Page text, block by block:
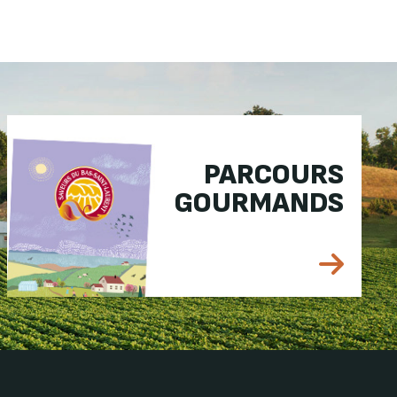
PARCOURS
GOURMANDS